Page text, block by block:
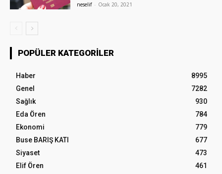
neselif - Ocak 20, 2021
POPÜLER KATEGORILER
Haber
8995
Genel
7282
Sağlık
930
Eda Ören
784
Ekonomi
779
Buse BARIŞ KATI
677
Siyaset
473
Elif Ören
461